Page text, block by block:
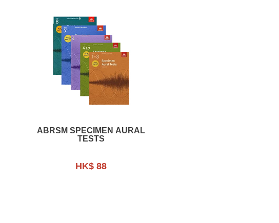
ABRSM SPECIMEN AURAL
TESTS
HK$ 88